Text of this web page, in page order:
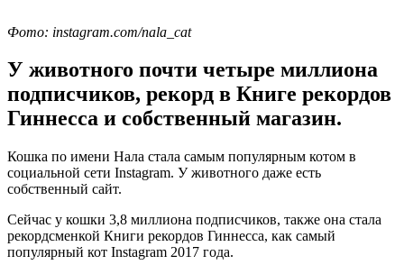
Фото: instagram.com/nala_cat
У животного почти четыре миллиона
подписчиков, рекорд в Книге рекордов
Гиннесса и собственный магазин.
Кошка по имени Нала стала самым популярным котом в
социальной сети Instagram. У животного даже есть
собственный сайт.
Сейчас у кошки 3,8 миллиона подписчиков, также она стала
рекордсменкой Книги рекордов Гиннесса, как самый
популярный кот Instagram 2017 года.